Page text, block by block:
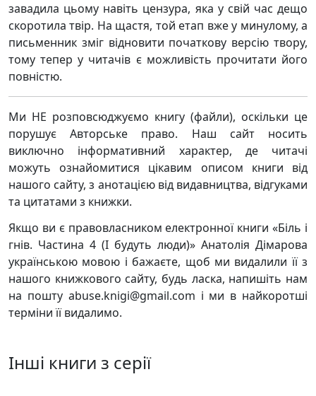
завадила цьому навіть цензура, яка у свій час дещо
скоротила твір. На щастя, той етап вже у минулому, а
письменник зміг відновити початкову версію твору,
тому тепер у читачів є можливість прочитати його
повністю.
Ми НЕ розповсюджуємо книгу (файли), оскільки це
порушує Авторське право. Наш сайт носить
виключно інформативний характер, де читачі
можуть ознайомитися цікавим описом книги від
нашого сайту, з анотацією від видавництва, відгуками
та цитатами з книжки.
Якщо ви є правовласником електронної книги «Біль і
гнів. Частина 4 (І будуть люди)» Анатолія Дімарова
українською мовою і бажаєте, щоб ми видалили її з
нашого книжкового сайту, будь ласка, напишіть нам
на пошту abuse.knigi@gmail.com і ми в найкоротші
терміни її видалимо.
Інші книги з серії